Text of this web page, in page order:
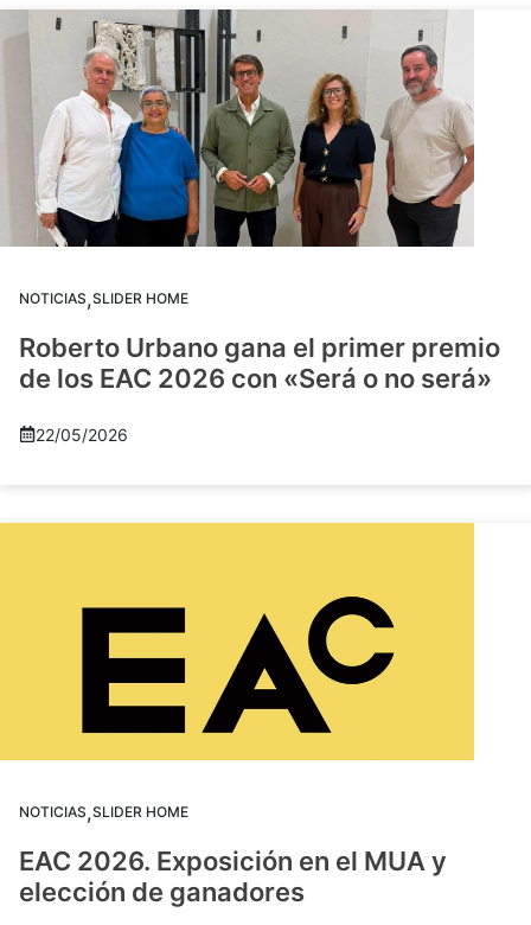
NOTICIAS,SLIDER HOME
Roberto Urbano gana el primer premio
de los EAC 2026 con «Será o no será»
22/05/2026
NOTICIAS,SLIDER HOME
EAC 2026. Exposición en el MUA y
elección de ganadores